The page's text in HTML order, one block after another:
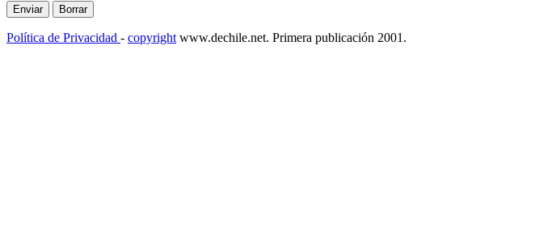
Política de Privacidad - copyright www.dechile.net. Primera publicación 2001.